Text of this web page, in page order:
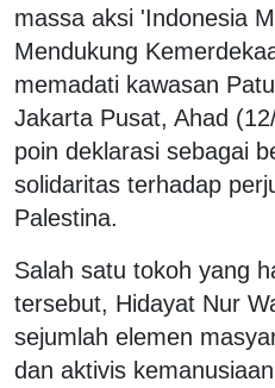
massa aksi 'Indonesia
Mendukung
memadati kawasan
Jakarta Pusat, Ahad
poin deklarasi sebagai
solidaritas terhadap
Palestina.
Salah satu tokoh yang
tersebut, Hidayat Nur
sejumlah elemen
dan aktivis